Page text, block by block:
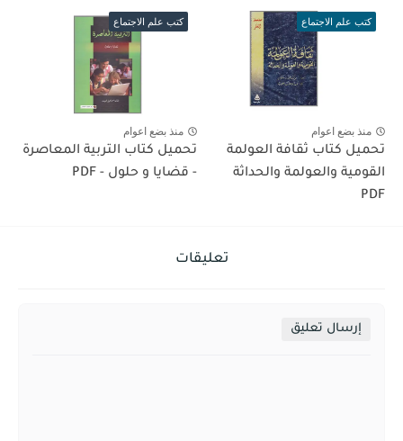
كتب علم الاجتماع
منذ بضع اعوام
تحميل كتاب ثقافة العولمة
القومية والعولمة والحداثة
PDF
كتب علم الاجتماع
منذ بضع اعوام
تحميل كتاب التربية المعاصرة
- قضايا و حلول - PDF
تعليقات
إرسال تعليق